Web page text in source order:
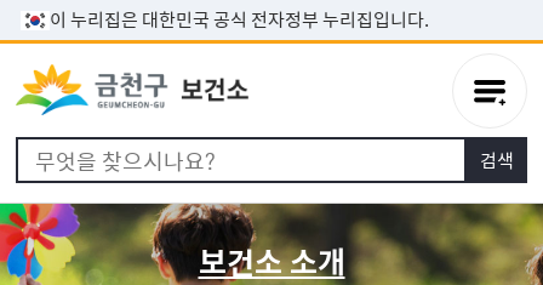
본문 바로가기
이 누리집은 대한민국 공식 전자정부 누리집입니다.
보건소 소개